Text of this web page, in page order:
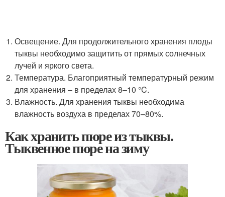
Освещение. Для продолжительного хранения плоды
тыквы необходимо защитить от прямых солнечных
лучей и яркого света.
Температура. Благоприятный температурный режим
для хранения – в пределах 8–10 °C.
Влажность. Для хранения тыквы необходима
влажность воздуха в пределах 70–80%.
Как хранить пюре из тыквы.
Тыквенное пюре на зиму